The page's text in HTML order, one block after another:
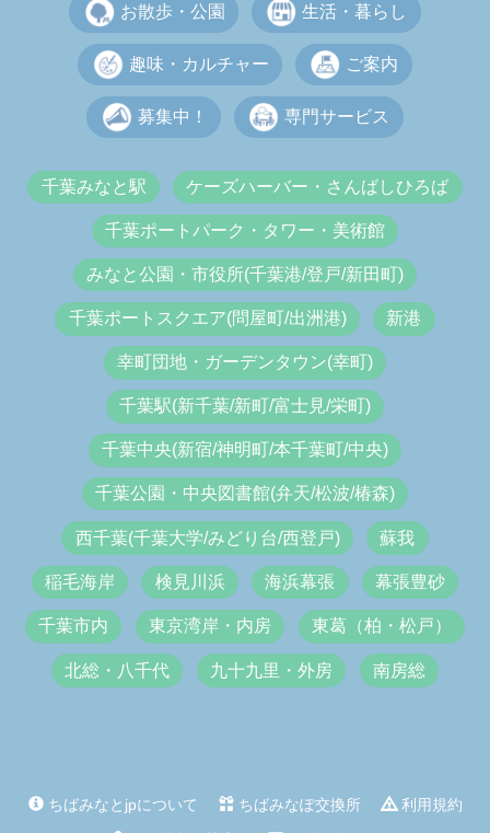
お散歩・公園 生活・暮らし
趣味・カルチャー ご案内
募集中！ 専門サービス
千葉みなと駅 ケーズハーバー・さんばしひろば
千葉ポートパーク・タワー・美術館
みなと公園・市役所(千葉港/登戸/新田町)
千葉ポートスクエア(問屋町/出洲港) 新港
幸町団地・ガーデンタウン(幸町)
千葉駅(新千葉/新町/富士見/栄町)
千葉中央(新宿/神明町/本千葉町/中央)
千葉公園・中央図書館(弁天/松波/椿森)
西千葉(千葉大学/みどり台/西登戸) 蘇我
稲毛海岸 検見川浜 海浜幕張 幕張豊砂
千葉市内 東京湾岸・内房 東葛（柏・松戸）
北総・八千代 九十九里・外房 南房総
ちばみなとjpについて ちばみなぽ交換所
利用規約